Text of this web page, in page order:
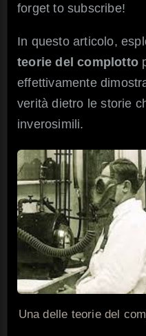
forget to subscribe!
In questo articolo,
teorie del complotto
effettivamente
verità dietro le storie
inverosimili.
Una delle teorie del